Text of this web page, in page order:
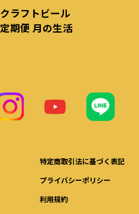
クラフトビール
定期便 月の生活
特定商取引法に基づく表記
プライバシーポリシー
利用規約